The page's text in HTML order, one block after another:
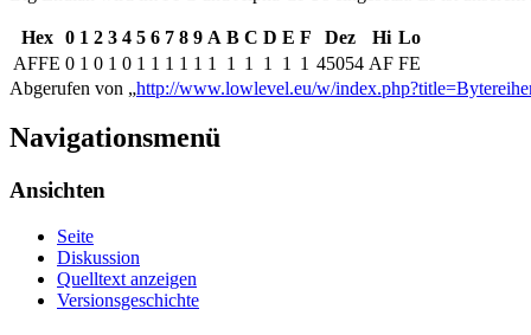
Hex 0 1 2 3 4 5 6 7 8 9 A B C D E F Dez Hi Lo
AFFE 0 1 0 1 0 1 1 1 1 1 1 1 1 1 1 1 45054 AF FE
Abgerufen von „http://www.lowlevel.eu/w/
Navigationsmenü
Ansichten
Seite
Diskussion
Quelltext anzeigen
Versionsgeschichte